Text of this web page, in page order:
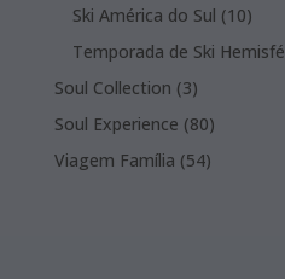
Ski América do Sul 1010
Temporada de Ski
Soul Collection 33
products
Soul Experience 8080
products
Viagem Família 5454